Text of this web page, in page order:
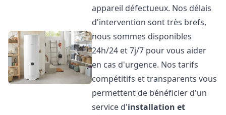
appareil défectueux. Nos délais
d'intervention sont très brefs,
nous sommes disponibles
24h/24 et 7j/7 pour vous aider
en cas d'urgence. Nos tarifs
compétitifs et transparents vous
permettent de bénéficier d'un
service d'installation et